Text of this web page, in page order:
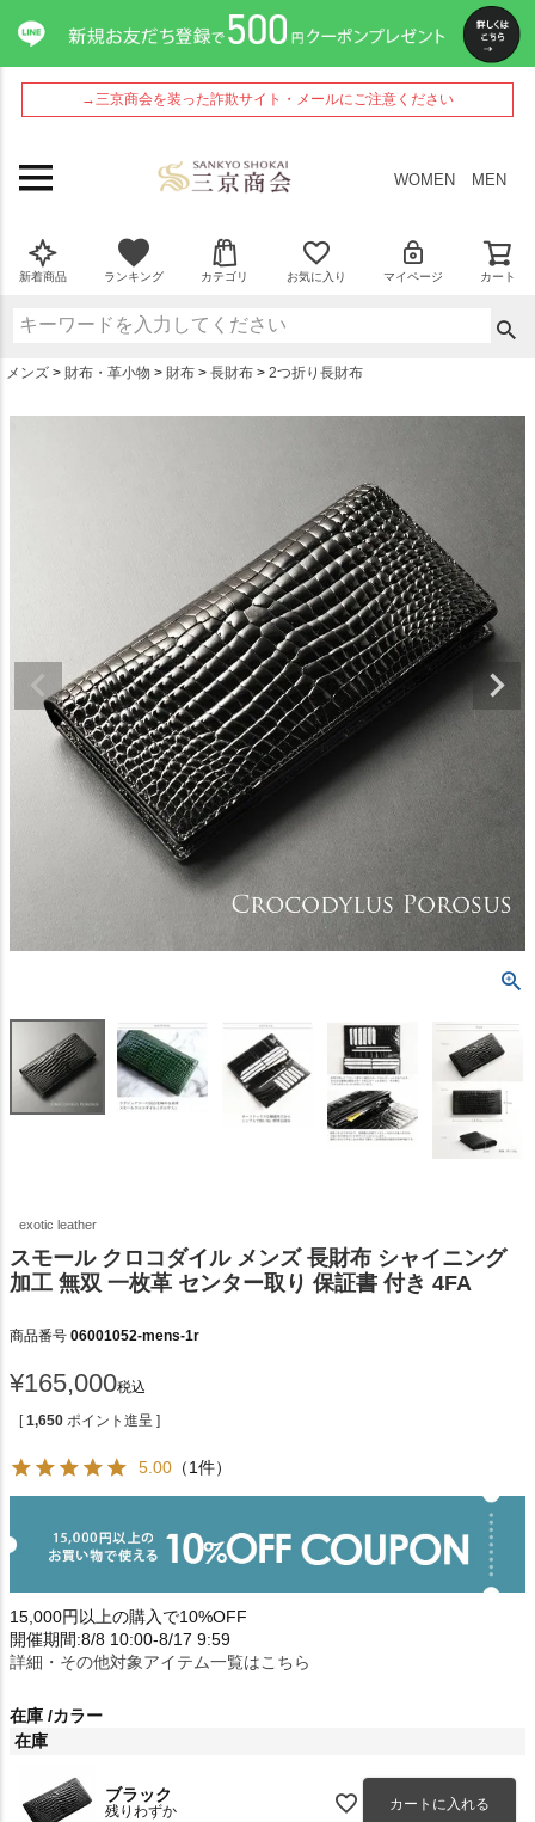
→三京商会を装った詐欺サイト・メールにご注意ください
WOMEN MEN
新着商品 ランキング カテゴリ お気に入り マイページ カート
メンズ 財布・革小物 財布 長財布 2つ折り長財布
exotic leather
スモール クロコダイル メンズ 長財布 シャイニング
加工 無双 一枚革 センター取り 保証書 付き 4FA
商品番号 06001052-mens-1r
¥165,000税込
[ 1,650 ポイント進呈 ]
5.00 （1件）
15,000円以上の購入で10%OFF
開催期間:8/8 10:00-8/17 9:59
詳細・その他対象アイテム一覧はこちら
在庫 カラー
在庫
ブラック
残りわずか カートに入れる
ペー
ジト
ップ
へ